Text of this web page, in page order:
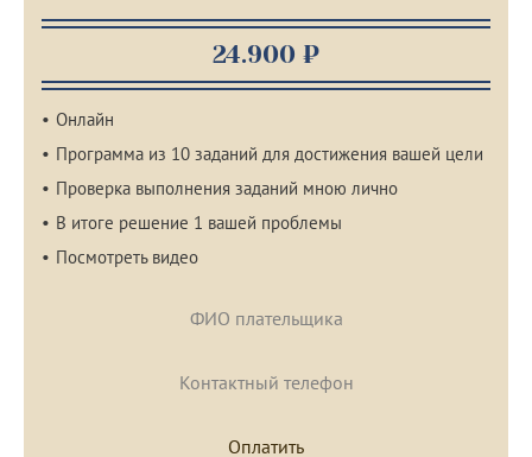
24.900 ₽
Онлайн
Программа из 10 заданий для достижения вашей цели
Проверка выполнения заданий мною лично
В итоге решение 1 вашей проблемы
Посмотреть видео